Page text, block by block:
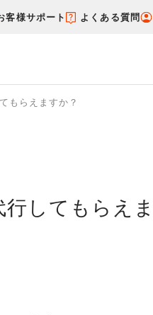
客様サポート よくある質問
もらえますか？
してもらえま